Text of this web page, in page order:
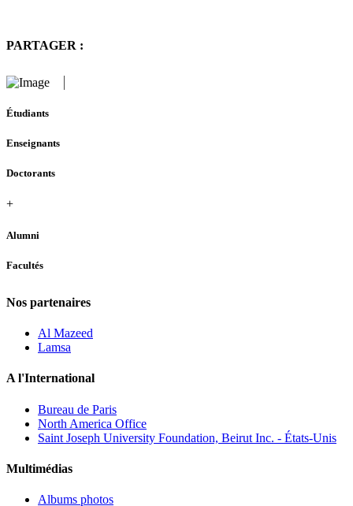
PARTAGER :
Étudiants
Enseignants
Doctorants
+
Alumni
Facultés
Nos partenaires
Al Mazeed
Lamsa
A l'International
Bureau de Paris
North America Office
Saint Joseph University Foundation, Beirut Inc. - États-Unis
Multimédias
Albums photos